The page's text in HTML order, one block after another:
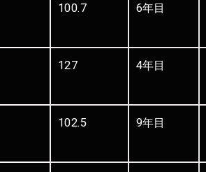
100.7 6年目
127 4年目
102.5 9年目